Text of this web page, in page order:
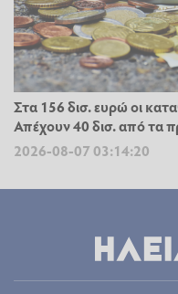
Στα 156 δισ. ευρώ οι
Απέχουν 40 δισ. από τα
2026-08-07 03:14:20